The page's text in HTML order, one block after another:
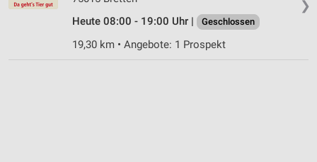
❯
Heute 08:00 - 19:00 Uhr |
Geschlossen
19,30 km • Angebote: 1 Prospekt
Informationen identifizieren
Nicht-IAB-Verarbeitungszwecke: